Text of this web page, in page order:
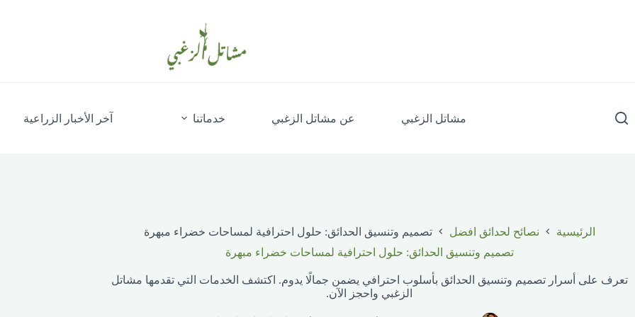
مشاتل الزغبي عن مشاتل الزغبي خدماتنا آخر الأخبار الزراعية
الرئيسية نصائح لحدائق افضل
تصميم وتنسيق الحدائق: حلول احترافية لمساحات خضراء مبهرة
تصميم وتنسيق الحدائق: حلول احترافية لمساحات خضراء مبهرة
تعرف على أسرار تصميم وتنسيق الحدائق بأسلوب احترافي يضمن جمالًا يدوم. اكتشف الخدمات التي تقدمها مشاتل
الزغبي واحجز الآن.